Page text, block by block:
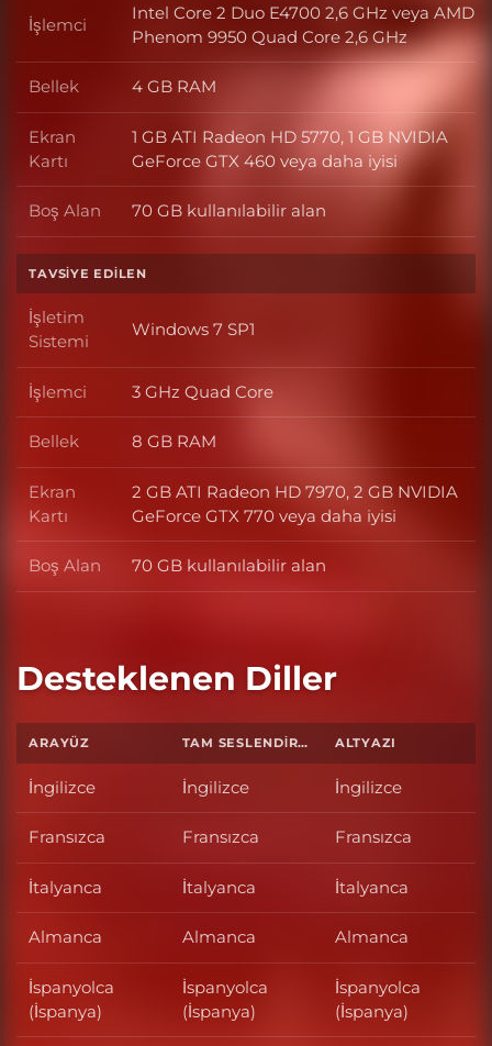
İşlemci İşlemci
Intel Core 2 Duo E4700 2,6 GHz veya AMD
Phenom 9950 Quad Core 2,6 GHz
Bellek Bellek
4 GB RAM
Ekran
Kartı
Ekran Kartı
1 GB ATI Radeon HD 5770, 1 GB NVIDIA
GeForce GTX 460 veya daha iyisi
Boş Alan Boş Alan
70 GB kullanılabilir alan
TAVSIYE EDILEN
İşletim
Sistemi
İşletim Sistemi
Windows 7 SP1
İşlemci İşlemci
3 GHz Quad Core
Bellek Bellek
8 GB RAM
Ekran
Kartı
Ekran Kartı
2 GB ATI Radeon HD 7970, 2 GB NVIDIA
GeForce GTX 770 veya daha iyisi
Boş Alan Boş Alan
70 GB kullanılabilir alan
Desteklenen Diller
ARAYÜZ TAM SESLENDIRME ALTYAZI
İngilizce İngilizce İngilizce
Fransızca Fransızca Fransızca
İtalyanca İtalyanca İtalyanca
Almanca Almanca Almanca
İspanyolca
(İspanya)
İspanyolca
(İspanya)
İspanyolca
(İspanya)